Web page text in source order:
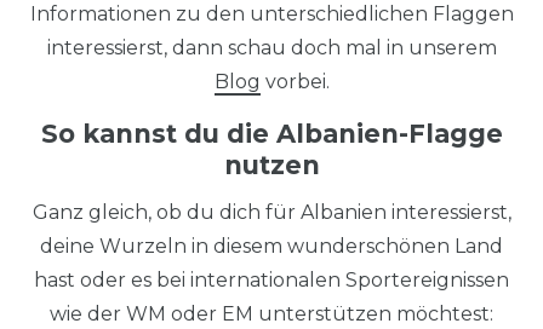
Informationen zu den unterschiedlichen Flaggen
interessierst, dann schau doch mal in unserem
Blog vorbei.
So kannst du die Albanien-Flagge
nutzen
Ganz gleich, ob du dich für Albanien interessierst,
deine Wurzeln in diesem wunderschönen Land
hast oder es bei internationalen Sportereignissen
wie der WM oder EM unterstützen möchtest: